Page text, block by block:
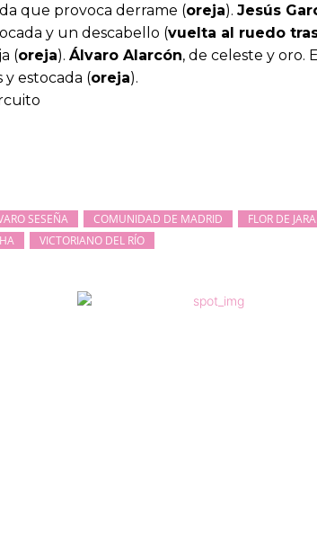
que provoca derrame (oreja). Jesús
y un descabello (vuelta al ruedo
(oreja). Álvaro Alarcón, de celeste y oro.
y estocada (oreja).
SESEÑA COMUNIDAD DE MADRID FLOR DE JARA
VICTORIANO DEL RÍO